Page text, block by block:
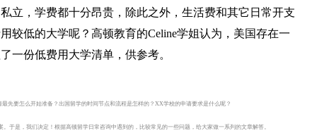
立，学费都十分昂贵，除此之外，生活费和其它日常开支
较低的大学呢？高顿教育的Celine学姐认为，美国存在一
一份低费用大学清单，供参考。
先要怎么开始准备？出国留学的时间节点和流程是怎样的？XX学校的申请要求是什么呢？
于是，我们决定！根据高顿留学日常咨询中遇到的，比较常见的一些问题，给大家做一系列的文章解答。